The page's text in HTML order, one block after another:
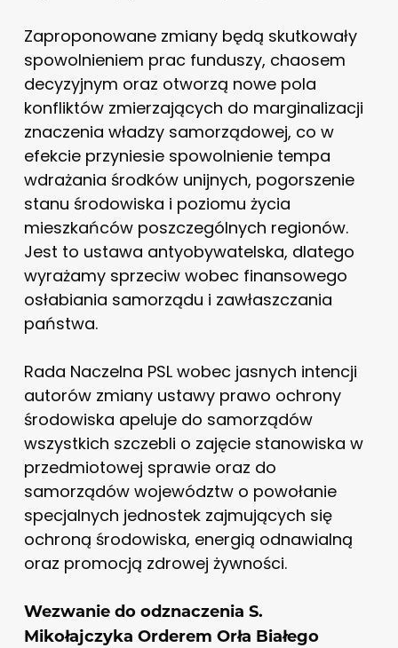
Zaproponowane zmiany będą skutkowały
spowolnieniem prac funduszy, chaosem
decyzyjnym oraz otworzą nowe pola
konfliktów zmierzających do marginalizacji
znaczenia władzy samorządowej, co w
efekcie przyniesie spowolnienie tempa
wdrażania środków unijnych, pogorszenie
stanu środowiska i poziomu życia
mieszkańców poszczególnych regionów.
Jest to ustawa antyobywatelska, dlatego
wyrażamy sprzeciw wobec finansowego
osłabiania samorządu i zawłaszczania
państwa.
Rada Naczelna PSL wobec jasnych intencji
autorów zmiany ustawy prawo ochrony
środowiska apeluje do samorządów
wszystkich szczebli o zajęcie stanowiska w
przedmiotowej sprawie oraz do
samorządów województw o powołanie
specjalnych jednostek zajmujących się
ochroną środowiska, energią odnawialną
oraz promocją zdrowej żywności.
Wezwanie do odznaczenia S.
Mikołajczyka Orderem Orła Białego